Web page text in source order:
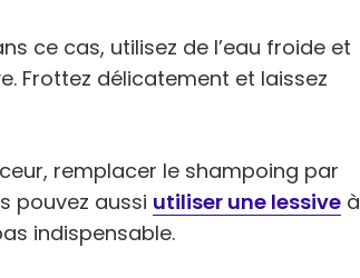
ce cas, utilisez de l’eau froide et
Frottez délicatement et laissez
remplacer le shampoing par
pouvez aussi utiliser une lessive à
indispensable.